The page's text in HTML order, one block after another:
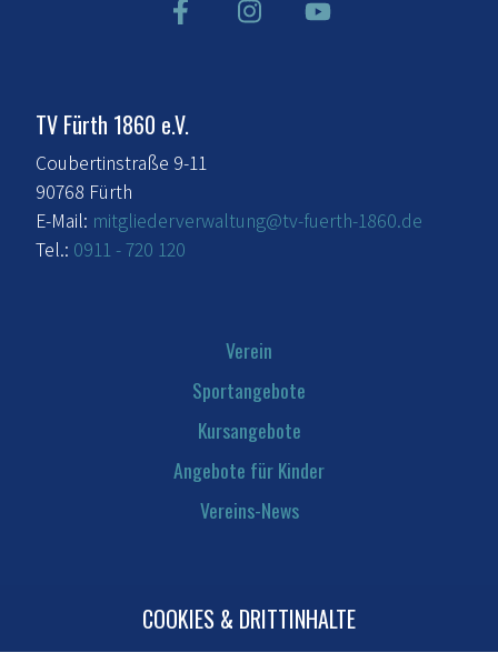
TV Fürth 1860 e.V.
Coubertinstraße 9-11
90768 Fürth
E-Mail: mitgliederverwaltung@tv-fuerth-1860.de
Tel.: 0911 - 720 120
Verein
Sportangebote
Kursangebote
Angebote für Kinder
Vereins-News
Kontakt
COOKIES & DRITTINHALTE